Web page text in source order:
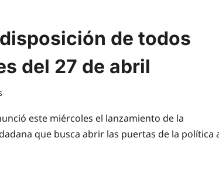
de todos
del 27 de abril
este miércoles el lanzamiento de la
que busca abrir las puertas de la política